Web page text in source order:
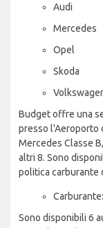
Audi
Mercedes
Opel
Skoda
Budget offre una
presso l'Aeroporto
Mercedes Classe
altri 8. Sono
politica carburante
Sono disponibili 6